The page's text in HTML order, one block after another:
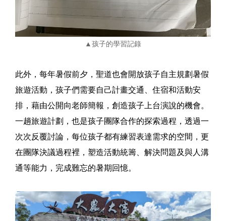
▲孩子的學習記錄
此外，每年暑假前夕，聖道也會開放孩子自主規劃暑假
旅遊活動，孩子們需要自己計畫交通、住宿和活動安
排，藉由公開向老師簡報，創造孩子上台演說的機會。
一趟旅遊計劃，也是孩子團隊合作的探索過程，透過一
次次反覆討論，每位孩子都有練習表達需求的空間，更
在團隊決議過程裡，塑造活動統籌、解決問題及與人溝
通等能力，完成難忘的暑期回憶。